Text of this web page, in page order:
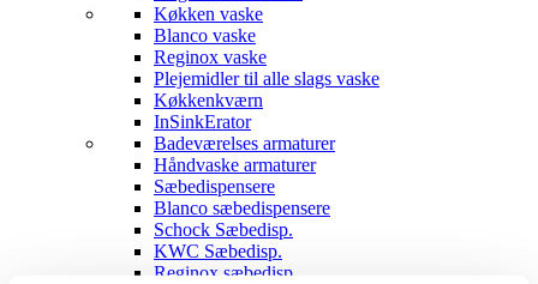
Køkken vaske
Blanco vaske
Reginox vaske
Plejemidler til alle slags vaske
Køkkenkværn
InSinkErator
Badeværelses armaturer
Håndvaske armaturer
Sæbedispensere
Blanco sæbedispensere
Schock Sæbedisp.
KWC Sæbedisp.
Reginox sæbedisp.